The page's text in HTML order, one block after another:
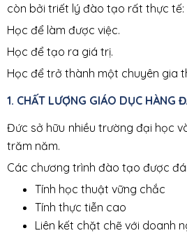
còn bởi triết lý đào tạo rất thực tế:
Học để làm được việc.
Học để tạo ra giá trị.
Học để trở thành một chuyên gia
1. CHẤT LƯỢNG GIÁO DỤC HÀNG
Đức sở hữu nhiều trường đại học
trăm năm.
Các chương trình đào tạo được
Tính học thuật vững chắc
Tính thực tiễn cao
Liên kết chặt chẽ với doanh